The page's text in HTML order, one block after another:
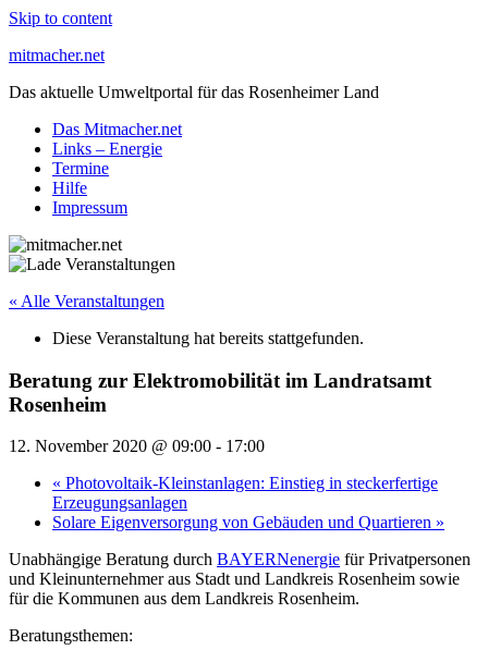
Skip to content
mitmacher.net
Das aktuelle Umweltportal für das Rosenheimer Land
Das Mitmacher.net
Links – Energie
Termine
Hilfe
Impressum
« Alle Veranstaltungen
Diese Veranstaltung hat bereits stattgefunden.
Beratung zur Elektromobilität im Landratsamt
Rosenheim
12. November 2020 @ 09:00 - 17:00
« Photovoltaik-Kleinstanlagen: Einstieg in steckerfertige
Erzeugungsanlagen
Solare Eigenversorgung von Gebäuden und Quartieren »
Unabhängige Beratung durch BAYERNenergie für Privatpersonen
und Kleinunternehmer aus Stadt und Landkreis Rosenheim sowie
für die Kommunen aus dem Landkreis Rosenheim.
Beratungsthemen: